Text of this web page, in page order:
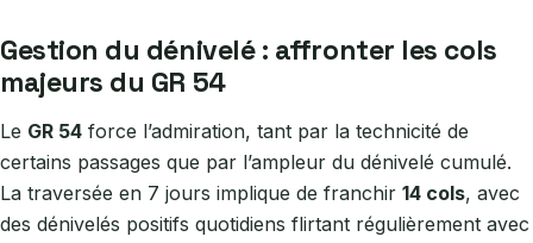
Gestion du dénivelé : affronter les cols
majeurs du GR 54
Le GR 54 force l’admiration, tant par la technicité de
certains passages que par l’ampleur du dénivelé cumulé.
La traversée en 7 jours implique de franchir 14 cols, avec
des dénivelés positifs quotidiens flirtant régulièrement avec